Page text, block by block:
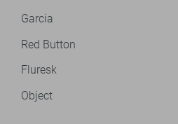
Garcia
Red Button
Fluresk
Object